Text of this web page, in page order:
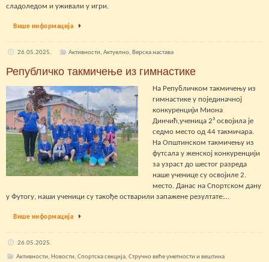
сладоледом и уживали у игри.
Више информација
26.05.2025. Активности,Актуелно,Верска настава
Републичко такмичење из гимнастике
На Републичком такмичењу из
гимнастике у појединачној
конкуренцији Миона
Динчић,ученица 2³ освојила је
седмо место од 44 такмичара.
На Општинском такмичењу из
футсала у женској конкуренцији
за узраст до шестог разреда
наше ученице су освојиле 2.
место. Данас на Спортском дану
у Футогу, наши ученици су такође остварили запажене резултате:…
Више информација
26.05.2025.
Активности, Новости, Спортска секција, Стручно веће уметности и вештина